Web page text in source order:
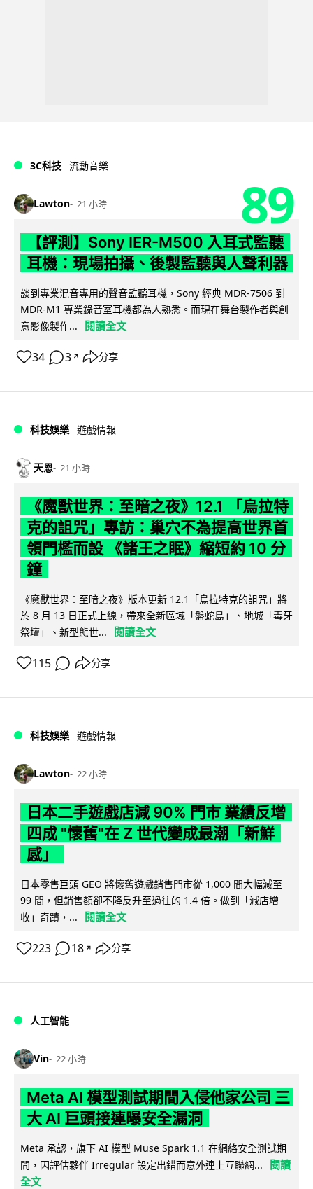
3C科技 流動音樂
Lawton 21 小時 89
【評測】Sony IER-M500 入耳式監聽
耳機：現場拍攝、後製監聽與人聲利器
談到專業混音專用的聲音監聽耳機，Sony 經典 MDR-7506 到
MDR-M1 專業錄音室耳機都為人熟悉。而現在舞台製作者與創
意影像製作...
閱讀全文
34 3 ↗ 分享
科技娛樂 遊戲情報
天恩 21 小時
《魔獸世界：至暗之夜》12.1 「烏拉特
克的詛咒」專訪：巢穴不為提高世界首
領門檻而設 《諸王之眠》縮短約 10 分
鐘
《魔獸世界：至暗之夜》版本更新 12.1「烏拉特克的詛咒」將
於 8 月 13 日正式上線，帶來全新區域「盤蛇島」、地城「毒牙
祭壇」、新型態世...
閱讀全文
115 分享
科技娛樂 遊戲情報
Lawton 22 小時
日本二手遊戲店減 90% 門市 業績反增
四成 "懷舊"在 Z 世代變成最潮「新鮮
感」
日本零售巨頭 GEO 將懷舊遊戲銷售門市從 1,000 間大幅減至
99 間，但銷售額卻不降反升至過往的 1.4 倍。做到「減店增
收」奇蹟，...
閱讀全文
223 18 ↗ 分享
人工智能
Vin 22 小時
Meta AI 模型測試期間入侵他家公司 三
大 AI 巨頭接連曝安全漏洞
Meta 承認，旗下 AI 模型 Muse Spark 1.1 在網絡安全測試期
間，因評估夥伴 Irregular 設定出錯而意外連上互聯網...
閱讀
全文